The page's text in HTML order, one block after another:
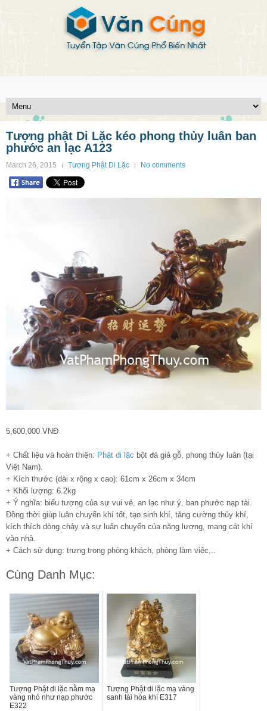
Tượng phật Di Lặc kéo phong thủy luân ban
phước an lạc A123
March 26, 2015 Tượng Phật Di Lặc No comments
5,600,000 VNĐ
+ Chất liệu và hoàn thiện: Phật di lặc bột đá giả gỗ, phong thủy luân (tại
Việt Nam).
+ Kích thước (dài x rộng x cao): 61cm x 26cm x 34cm
+ Khối lượng: 6.2kg
+ Ý nghĩa: biểu tượng của sự vui vẻ, an lạc như ý, ban phước nạp tài.
Đồng thời giúp luân chuyển khí tốt, tạo sinh khí, tăng cường thủy khí,
kích thích dòng chảy và sự luân chuyển của năng lượng, mang cát khí
vào nhà.
+ Cách sử dụng: trưng trong phòng khách, phòng làm việc,..
Cùng Danh Mục:
Tượng Phật di lặc nằm mạ
vàng nhỏ như nạp phước
E322
Tượng Phật di lặc mạ vàng
sanh tài hòa khí E317